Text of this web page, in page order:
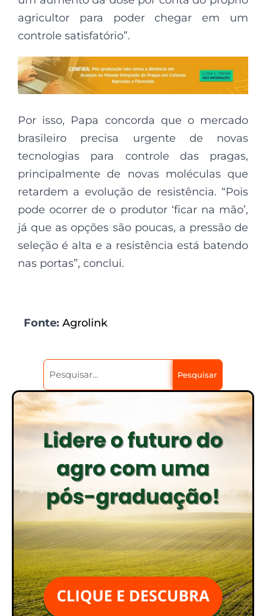
agricultor para poder chegar em um
controle satisfatório”.
Por isso, Papa concorda que o mercado
brasileiro precisa urgente de novas
tecnologias para controle das pragas,
principalmente de novas moléculas que
retardem a evolução de resistência. “Pois
pode ocorrer de o produtor ‘ficar na mão’,
já que as opções são poucas, a pressão de
seleção é alta e a resistência está batendo
nas portas”, conclui.
Fonte: Agrolink
Pesquisar